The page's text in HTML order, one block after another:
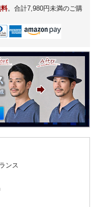
。合計7,980円未満のご購
ンス